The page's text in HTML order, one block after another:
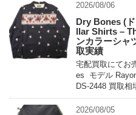
2026/08/06
Dry Bones (
llar Shirts –
ンカラーシャ
取実績
宅配買取にてお
es モデル
DS-2448 買取
2026/08/05